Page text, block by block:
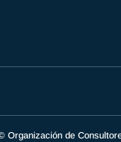
Organización de